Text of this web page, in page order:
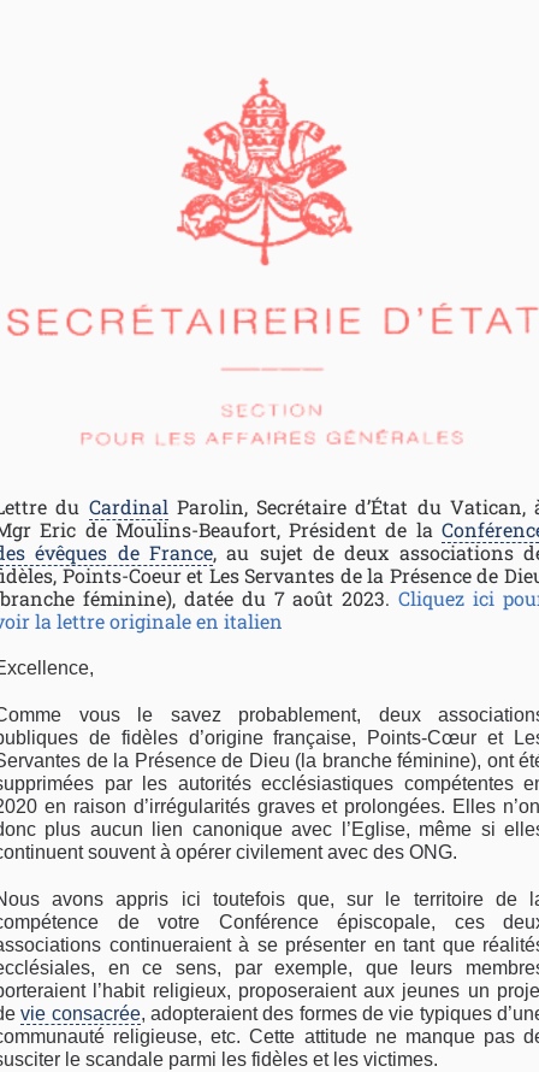
du Cardinal Parolin, Secrétaire d’État du Vatican,
Eric de Moulins-Beaufort, Président de la
évêques de France, au sujet de deux associations
Points-Coeur et Les Servantes de la Présence de
féminine), datée du 7 août 2023.Cliquez ici
la lettre originale en italien
vous le savez probablement, deux
de fidèles d’origine française, Points-Cœur et
de la Présence de Dieu (la branche féminine), ont
par les autorités ecclésiastiques compétentes
en raison d’irrégularités graves et prolongées. Elles
plus aucun lien canonique avec l’Eglise, même si
souvent à opérer civilement avec des ONG.
avons appris ici toutefois que, sur le territoire de
de votre Conférence épiscopale, ces
continueraient à se présenter en tant que
en ce sens, par exemple, que leurs
l’habit religieux, proposeraient aux jeunes un
vie consacrée, adopteraient des formes de vie typiques
religieuse, etc. Cette attitude ne manque pas
le scandale parmi les fidèles et les victimes.